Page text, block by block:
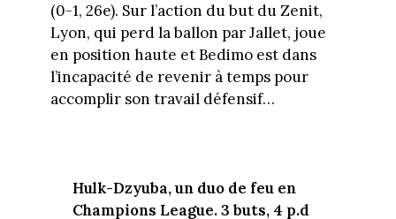
(0-1, 26e). Sur l’action du but du Zenit,
Lyon, qui perd la ballon par Jallet, joue
en position haute et Bedimo est dans
l’incapacité de revenir à temps pour
accomplir son travail défensif…
Hulk-Dzyuba, un duo de feu en
Champions League. 3 buts, 4 p.d